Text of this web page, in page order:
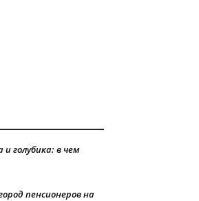
и голубика: в чем
пенсионеров на